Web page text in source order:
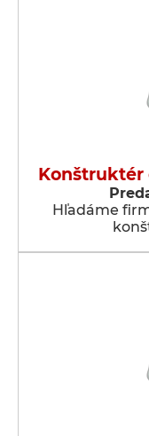
Konštruktér
Hľadáme